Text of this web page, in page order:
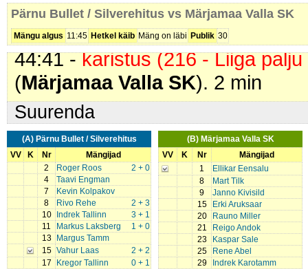
Pärnu Bullet / Silverehitus vs Märjamaa Valla SK
Mängu algus 11:45 Hetkel käib Mäng on läbi Publik 30
44:26 -karistus (201 - Kepilöök)
Silverehitus). 2 min
44:41 -karistus (216 - Liiga
(Märjamaa Valla SK). 2 min
Suurenda
(A) Pärnu Bullet / Silverehitus
VV
K Nr
Mängijad
2
2 + 0
Roger Roos
4
Taavi Engman
7
Kevin Kolpakov
8
2 + 3
Rivo Rehe
10
3 + 1
Indrek Tallinn
11
1 + 0
Markus Laksberg
13
Margus Tamm
15
2 + 2
Vahur Laas
17
0 + 1
Kregor Tallinn
(B) Märjamaa Valla SK
VV
K Nr
Mängijad
1
Ellikar Eensalu
8
Mart Tilk
9
Janno Kivisild
15
Erki Aruksaar
20
Rauno Miller
21
Reigo Andok
23
Kaspar Sale
25
Rene Abel
29
Indrek Karotamm